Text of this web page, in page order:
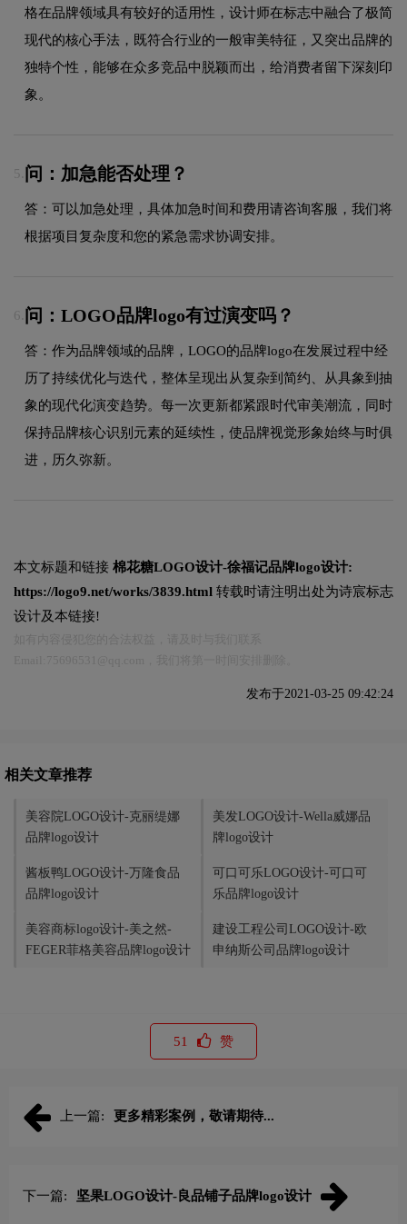
格在品牌领域具有较好的适用性，设计师在标志中融合了极简
现代的核心手法，既符合行业的一般审美特征，又突出品牌的
独特个性，能够在众多竞品中脱颖而出，给消费者留下深刻印
象。
5. 问：加急能否处理？
答：可以加急处理，具体加急时间和费用请咨询客服，我们将
根据项目复杂度和您的紧急需求协调安排。
6. 问：LOGO品牌logo有过演变吗？
答：作为品牌领域的品牌，LOGO的品牌logo在发展过程中经
历了持续优化与迭代，整体呈现出从复杂到简约、从具象到抽
象的现代化演变趋势。每一次更新都紧跟时代审美潮流，同时
保持品牌核心识别元素的延续性，使品牌视觉形象始终与时俱
进，历久弥新。
本文标题和链接 棉花糖LOGO设计-徐福记品牌logo设计:
https://logo9.net/works/3839.html 转载时请注明出处为诗宸标志
设计及本链接!
发布于2021-03-25 09:42:24
相关文章推荐
美容院LOGO设计-克丽缇娜
品牌logo设计
美发LOGO设计-Wella威娜品
牌logo设计
酱板鸭LOGO设计-万隆食品
品牌logo设计
可口可乐LOGO设计-可口可
乐品牌logo设计
美容商标logo设计-美之然-
FEGER菲格美容品牌logo设计
建设工程公司LOGO设计-欧
申纳斯公司品牌logo设计
51 赞
上一篇: 更多精彩案例，敬请期待...
下一篇: 坚果LOGO设计-良品铺子品牌logo设计